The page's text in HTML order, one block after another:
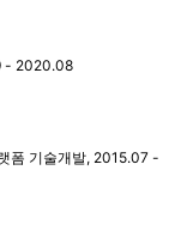
- 2020.08
폼 기술개발, 2015.07 -